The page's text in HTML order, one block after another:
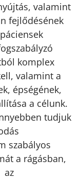
valamint
fejlődésének
komplex
valamint a
épségének,
a célunk.
tudjuk
szabályos
a rágásban,
az